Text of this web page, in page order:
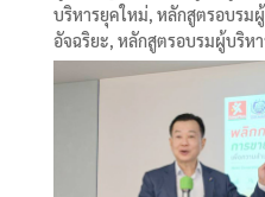
บริหารยุคใหม่, หลักสูตรอบรม
อัจฉริยะ, หลักสูตรอบรมผู้บริหา